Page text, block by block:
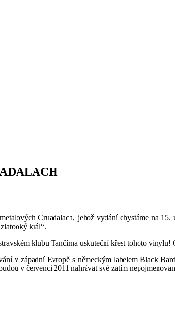
Cruadalach, jehož vydání chystáme na
král“.
klubu Tančírna uskuteční křest tohoto vinylu!
v západní Evropě s německým labelem Black
v červenci 2011 nahrávat své zatím